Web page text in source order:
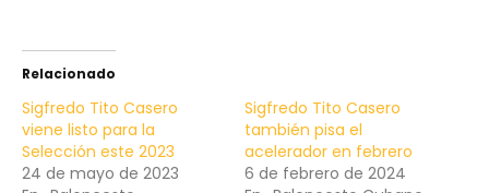
Relacionado
Sigfredo Tito Casero
viene listo para la
Selección este 2023
24 de mayo de 2023
Sigfredo Tito Casero
también pisa el
acelerador en febrero
6 de febrero de 2024